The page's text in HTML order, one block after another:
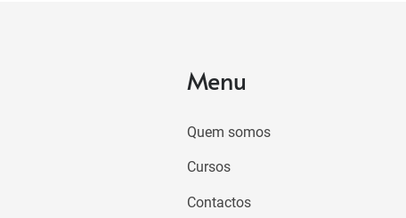
Menu
Quem somos
Cursos
Contactos